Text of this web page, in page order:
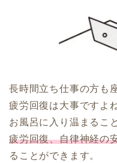
長時間立ち仕事の方も
疲労回復は大事ですよね
お風呂に入り温まるこ
疲労回復、自律神経の
ることができます。